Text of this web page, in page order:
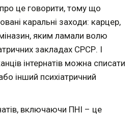
це говорити, тому що
каральні заходи: карцер,
яким ламали волю
закладах СРСР. І
інтернатів можна списати
інший психіатричний
включаючи ПНІ – це